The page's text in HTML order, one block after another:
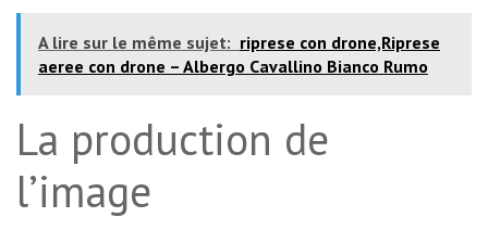
A lire sur le même sujet: riprese con drone,Riprese
aeree con drone – Albergo Cavallino Bianco Rumo
La production de
l’image